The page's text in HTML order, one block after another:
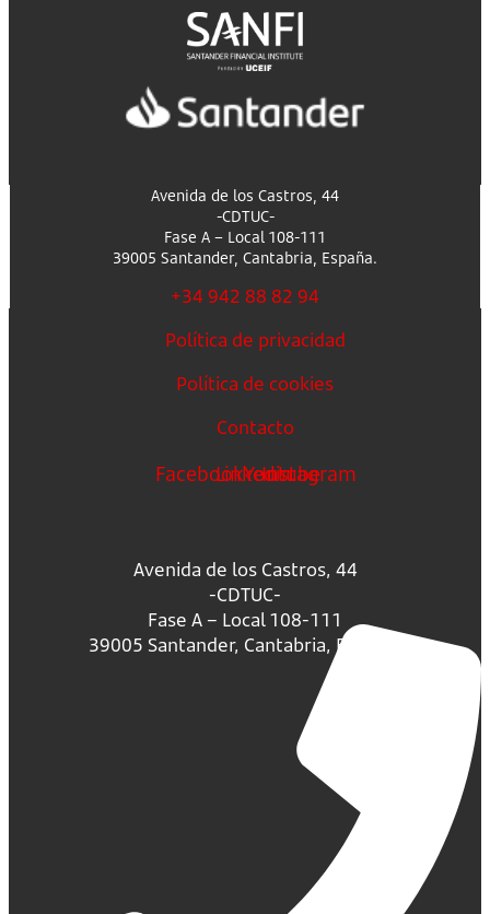
Avenida de los Castros, 44
-CDTUC-
Fase A – Local 108-111
39005 Santander, Cantabria, España.
+34 942 88 82 94
Política de privacidad
Política de cookies
Contacto
FacebookLinkedin
Youtube
Instagram
Avenida de los Castros, 44
-CDTUC-
Fase A – Local 108-111
39005 Santander, Cantabria, España.